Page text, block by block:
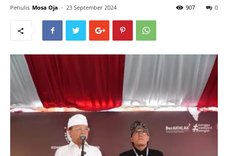
Penulis Mosa Oja - 23 September 2024 0
907